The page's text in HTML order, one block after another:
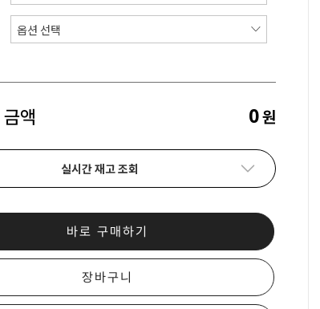
액 0원
실시간 재고 조회
바로 구매하기
장바구니